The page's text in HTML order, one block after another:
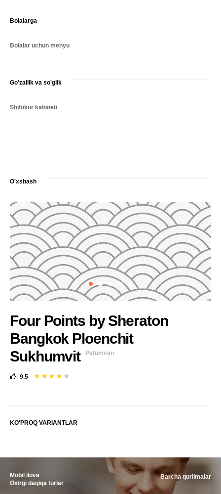
Bolalarga
Bolalar uchun menyu
Go'zallik va so'glik
Shifokor kabineti
O'xshash
Four Points by Sheraton
Bangkok Ploenchit
Sukhumvit
Patumvan
9.5
KO'PROQ VARIANTLAR
Mobil ilova
Oxirgi daqiqa turlar
Barcha qurilmalar